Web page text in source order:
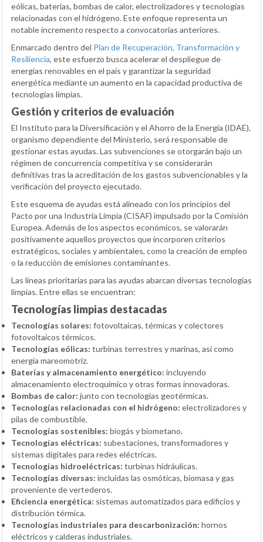
eólicas, baterías, bombas de calor, electrolizadores y tecnologías
relacionadas con el hidrógeno. Este enfoque representa un
notable incremento respecto a convocatorias anteriores.
Enmarcado dentro del Plan de Recuperación, Transformación y
Resiliencia, este esfuerzo busca acelerar el despliegue de
energías renovables en el país y garantizar la seguridad
energética mediante un aumento en la capacidad productiva de
tecnologías limpias.
Gestión y criterios de evaluación
El Instituto para la Diversificación y el Ahorro de la Energía (IDAE),
organismo dependiente del Ministerio, será responsable de
gestionar estas ayudas. Las subvenciones se otorgarán bajo un
régimen de concurrencia competitiva y se considerarán
definitivas tras la acreditación de los gastos subvencionables y la
verificación del proyecto ejecutado.
Este esquema de ayudas está alineado con los principios del
Pacto por una Industria Limpia (CISAF) impulsado por la Comisión
Europea. Además de los aspectos económicos, se valorarán
positivamente aquellos proyectos que incorporen criterios
estratégicos, sociales y ambientales, como la creación de empleo
o la reducción de emisiones contaminantes.
Las líneas prioritarias para las ayudas abarcan diversas tecnologías
limpias. Entre ellas se encuentran:
Tecnologías limpias destacadas
Tecnologías solares: fotovoltaicas, térmicas y colectores
fotovoltaicos térmicos.
Tecnologías eólicas: turbinas terrestres y marinas, así como
energía mareomotriz.
Baterías y almacenamiento energético: incluyendo
almacenamiento electroquímico y otras formas innovadoras.
Bombas de calor: junto con tecnologías geotérmicas.
Tecnologías relacionadas con el hidrógeno: electrolizadores y
pilas de combustible.
Tecnologías sostenibles: biogás y biometano.
Tecnologías eléctricas: subestaciones, transformadores y
sistemas digitales para redes eléctricas.
Tecnologías hidroeléctricas: turbinas hidráulicas.
Tecnologías diversas: incluidas las osmóticas, biomasa y gas
proveniente de vertederos.
Eficiencia energética: sistemas automatizados para edificios y
distribución térmica.
Tecnologías industriales para descarbonización: hornos
eléctricos y calderas industriales.